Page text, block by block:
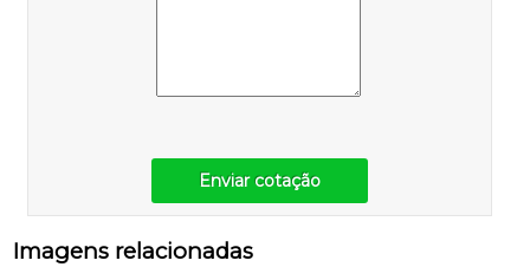
Enviar cotação
Imagens relacionadas